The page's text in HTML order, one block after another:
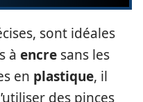
sont idéales
à encre sans les
en plastique, il
des pinces